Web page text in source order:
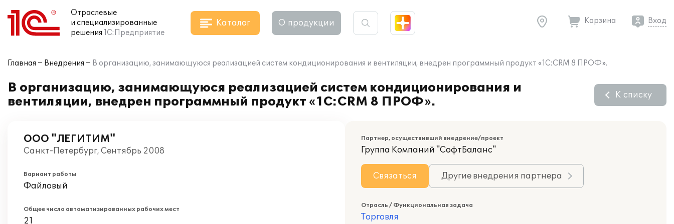
Отраслевые
и специализированные
решения 1С:Предприятие
Каталог О продукции Корзина Вход
Главная Внедрения В организацию, занимающуюся реализацией систем кондиционирования и вентиляции, внедрен программный продукт «1С:CRM 8 ПРОФ».
В организацию, занимающуюся реализацией систем кондиционирования и
вентиляции, внедрен программный продукт «1С:CRM 8 ПРОФ».
К списку
ООО "ЛЕГИТИМ"
Санкт-Петербург, Сентябрь 2008
Вариант работы
Файловый
Общее число автоматизированных рабочих мест
21
Партнер, осуществивший внедрение/проект
Группа Компаний "СофтБаланс"
Связаться Другие внедрения партнера
Отрасль / Функциональная задача
Торговля